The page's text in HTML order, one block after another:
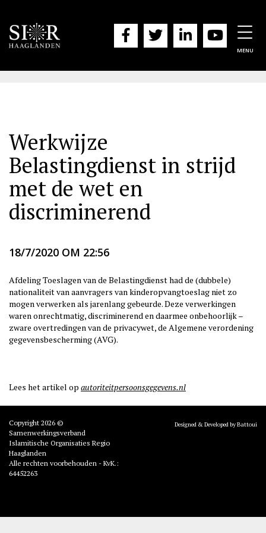
MENU
Werkwijze
Belastingdienst in strijd
met de wet en
discriminerend
18/7/2020 OM 22:56
Afdeling Toeslagen van de Belastingdienst had de (dubbele)
nationaliteit van aanvragers van kinderopvangtoeslag niet zo
mogen verwerken als jarenlang gebeurde. Deze verwerkingen
waren onrechtmatig, discriminerend en daarmee onbehoorlijk –
zware overtredingen van de privacywet, de Algemene verordening
gegevensbescherming (AVG).
Lees het artikel op autoriteitpersoonsgegevens.nl
Copyright 2026 ©
Samenwerkingsverband
Islamitische Organisaties Regio
Haaglanden
Alle rechten voorbehouden - KvK.:
64452263
Designed & Developed by Battoui